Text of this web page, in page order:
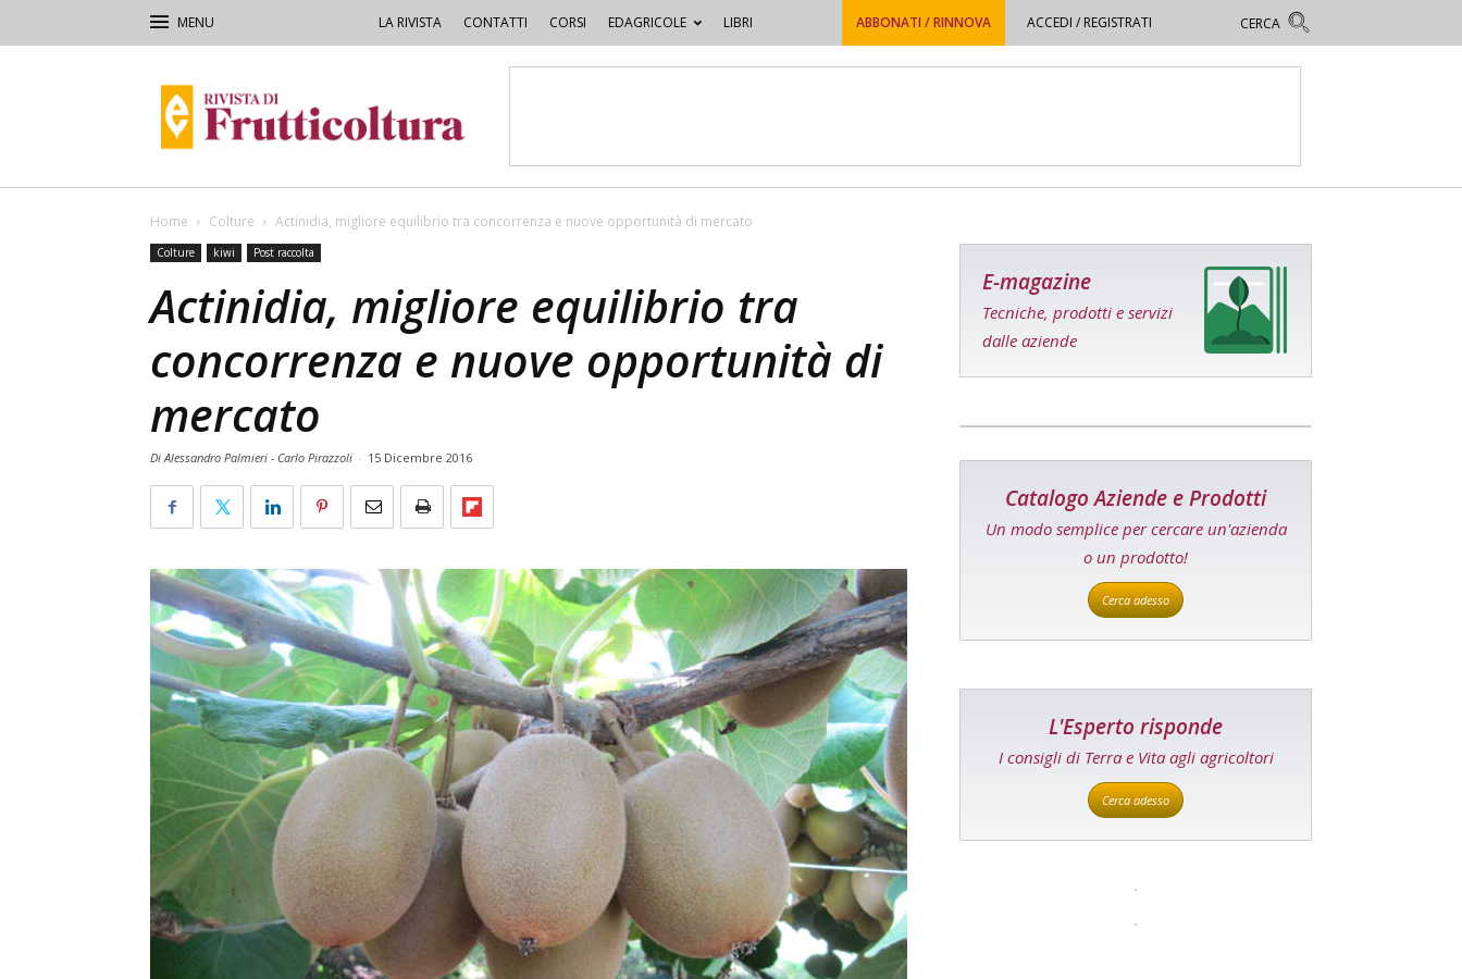
LA RIVISTA CONTATTI CORSI EDAGRICOLE LIBRI ABBONATI / RINNOVA ACCEDI / REGISTRATI
di
Frutticoltura
Home Colture Actinidia, migliore equilibrio tra concorrenza e nuove opportunità di mercato
Colture kiwi Post raccolta
Actinidia, migliore equilibrio tra
concorrenza e nuove opportunità di
mercato
Di Alessandro Palmieri - Carlo Pirazzoli - 15 Dicembre 2016
E-magazine
Tecniche, prodotti e servizi
dalle aziende
Catalogo Aziende e Prodotti
Un modo semplice per cercare un'azienda
o un prodotto!
Cerca adesso
L'Esperto risponde
I consigli di Terra e Vita agli agricoltori
Cerca adesso